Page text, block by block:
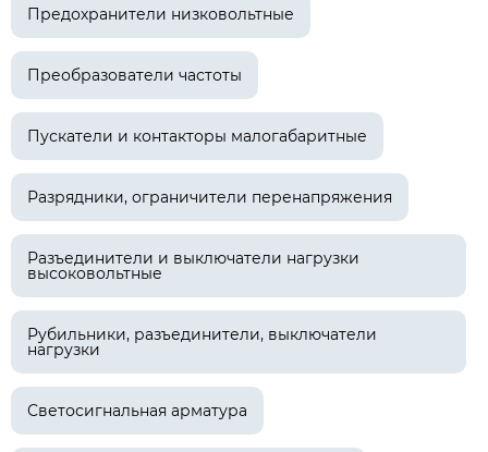
Предохранители низковольтные
Преобразователи частоты
Пускатели и контакторы малогабаритные
Разрядники, ограничители перенапряжения
Разъединители и выключатели нагрузки
высоковольтные
Рубильники, разъединители, выключатели
нагрузки
Светосигнальная арматура